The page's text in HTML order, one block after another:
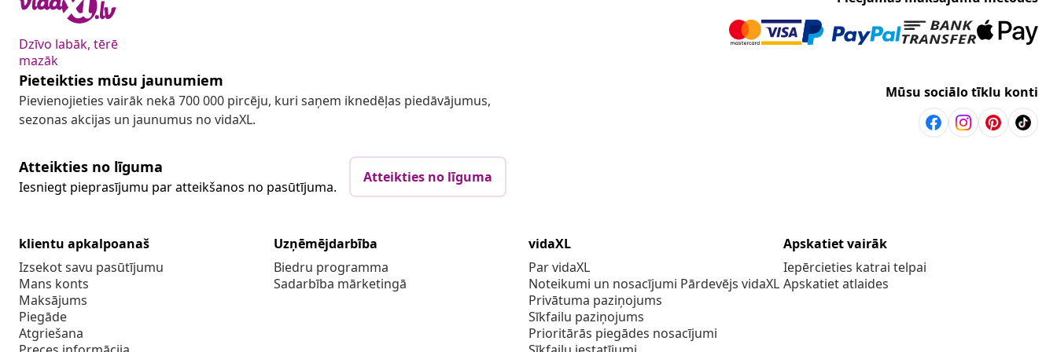
Dzīvo labāk, tērē
mazāk
Pieteikties mūsu jaunumiem
Pievienojieties vairāk nekā 700 000 pircēju, kuri saņem iknedēļas piedāvājumus,
sezonas akcijas un jaunumus no vidaXL.
Mūsu sociālo tīklu konti
Atteikties no līguma
Iesniegt pieprasījumu par atteikšanos no pasūtījuma.
Atteikties no līguma
klientu apkalpoanaš
Izsekot savu pasūtījumu
Mans konts
Maksājums
Piegāde
Atgriešana
Uzņēmējdarbība
Biedru programma
Sadarbība mārketingā
vidaXL
Par vidaXL
Noteikumi un nosacījumi Pārdevējs vidaXL
Privātuma paziņojums
Sīkfailu paziņojums
Prioritārās piegādes nosacījumi
Apskatiet vairāk
Iepērcieties katrai telpai
Apskatiet atlaides